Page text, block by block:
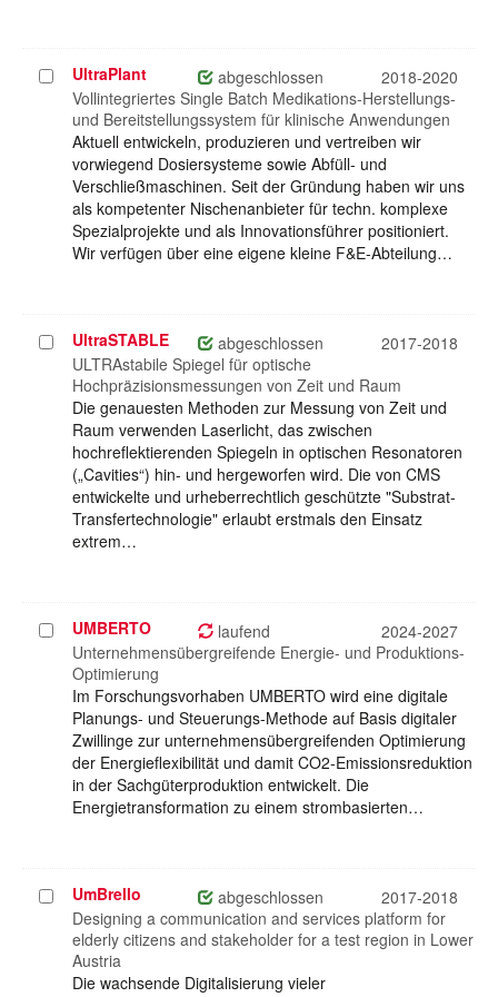
Projekt
auswählen
UltraPlant abgeschlossen
2018-2020
Vollintegriertes Single Batch Medikations-Herstellungs-
und Bereitstellungssystem für klinische Anwendungen
Aktuell entwickeln, produzieren und vertreiben wir
vorwiegend Dosiersysteme sowie Abfüll- und
Verschließmaschinen. Seit der Gründung haben wir uns
als kompetenter Nischenanbieter für techn. komplexe
Spezialprojekte und als Innovationsführer positioniert.
Wir verfügen über eine eigene kleine F&E-Abteilung…
Projekt
auswählen
UltraSTABLE abgeschlossen
2017-2018
ULTRAstabile Spiegel für optische
Hochpräzisionsmessungen von Zeit und Raum
Die genauesten Methoden zur Messung von Zeit und
Raum verwenden Laserlicht, das zwischen
hochreflektierenden Spiegeln in optischen Resonatoren
(„Cavities“) hin- und hergeworfen wird. Die von CMS
entwickelte und urheberrechtlich geschützte "Substrat-
Transfertechnologie" erlaubt erstmals den Einsatz
extrem…
Projekt
auswählen
UMBERTO laufend
2024-2027
Unternehmensübergreifende Energie- und Produktions-
Optimierung
Im Forschungsvorhaben UMBERTO wird eine digitale
Planungs- und Steuerungs-Methode auf Basis digitaler
Zwillinge zur unternehmensübergreifenden Optimierung
der Energieflexibilität und damit CO2-Emissionsreduktion
in der Sachgüterproduktion entwickelt. Die
Energietransformation zu einem strombasierten…
Projekt
auswählen
UmBrello abgeschlossen
2017-2018
Designing a communication and services platform for
elderly citizens and stakeholder for a test region in Lower
Austria
Die wachsende Digitalisierung vieler